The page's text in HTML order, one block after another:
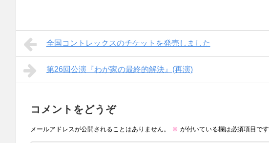
全国コントレックスのチケットを発売しました
第26回公演『わが家の最終的解決』(再演)
コメントをどうぞ
メールアドレスが公開されることはありません。 ※ が付いている欄は必須項目です